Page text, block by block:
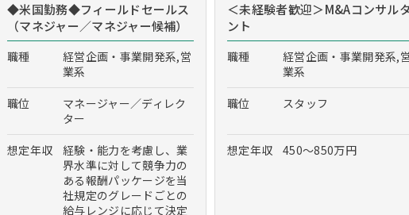
◆米国勤務◆フィールドセールス
（マネジャー／マネジャー候補）
職種
経営企画・事業開発系,営
業系
職位
マネージャー／ディレク
ター
想定年収
経験・能力を考慮し、業
界水準に対して競争力の
ある報酬パッケージを当
社規定のグレードごとの
給与レンジに応じて決定
＜未経験者歓迎＞M&Aコンサルタ
ント
職種
経営企画・事業開発系,
業系
職位
スタッフ
想定年収 450～850万円